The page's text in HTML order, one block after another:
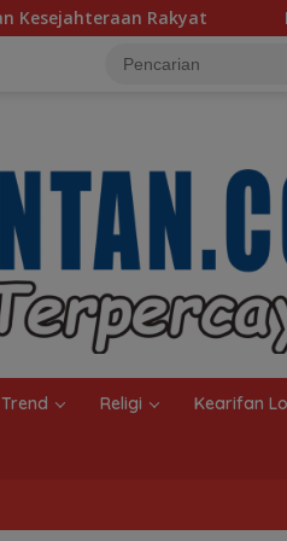
Baru 10 Persen, Aktivasi
Trend Religi Kearifan